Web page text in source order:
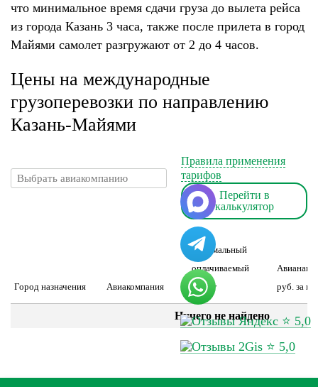
что минимальное время сдачи груза до вылета рейса
из города Казань 3 часа, также после прилета в город
Майями самолет разгружают от 2 до 4 часов.
Цены на международные
грузоперевозки по направлению
Казань-Майями
Правила применения
тарифов
Перейти в
калькулятор
Город назначения Авиакомпания
минимальный
оплачиваемый
вес, кг
руб. за шт.
Ничего не найдено
⭐ 5,0
⭐ 5,0